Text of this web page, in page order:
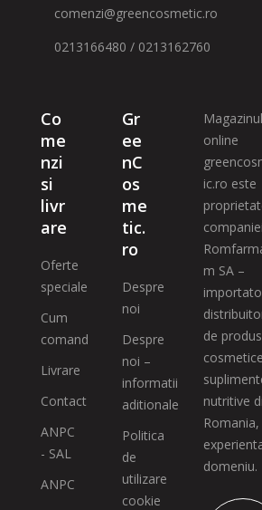
comenzi@greencosmetic.ro
0213166480 / 0213162760
Co
me
nzi
si
livr
are
Oferte
speciale
Cum
comand
Livrare
Contact
ANPC
- SAL
ANPC
Gr
ee
nC
os
me
tic.
ro
Despre
noi
Despre
noi –
informatii
aditionale
Politica
de
utilizare
cookie
Magazinul
online
ic.ro este
companiei
m SA –
de
nutritive
Romania,
domeniu.